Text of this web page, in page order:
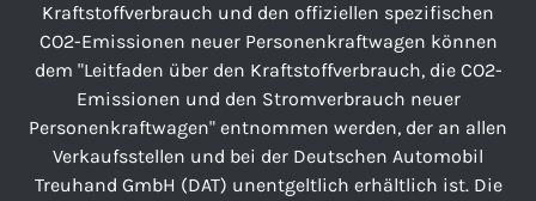
Kraftstoffverbrauch und den offiziellen spezifischen
CO2-Emissionen neuer Personenkraftwagen können
dem "Leitfaden über den Kraftstoffverbrauch, die CO2-
Emissionen und den Stromverbrauch neuer
Personenkraftwagen" entnommen werden, der an allen
Verkaufsstellen und bei der Deutschen Automobil
Treuhand GmbH (DAT) unentgeltlich erhältlich ist. Die